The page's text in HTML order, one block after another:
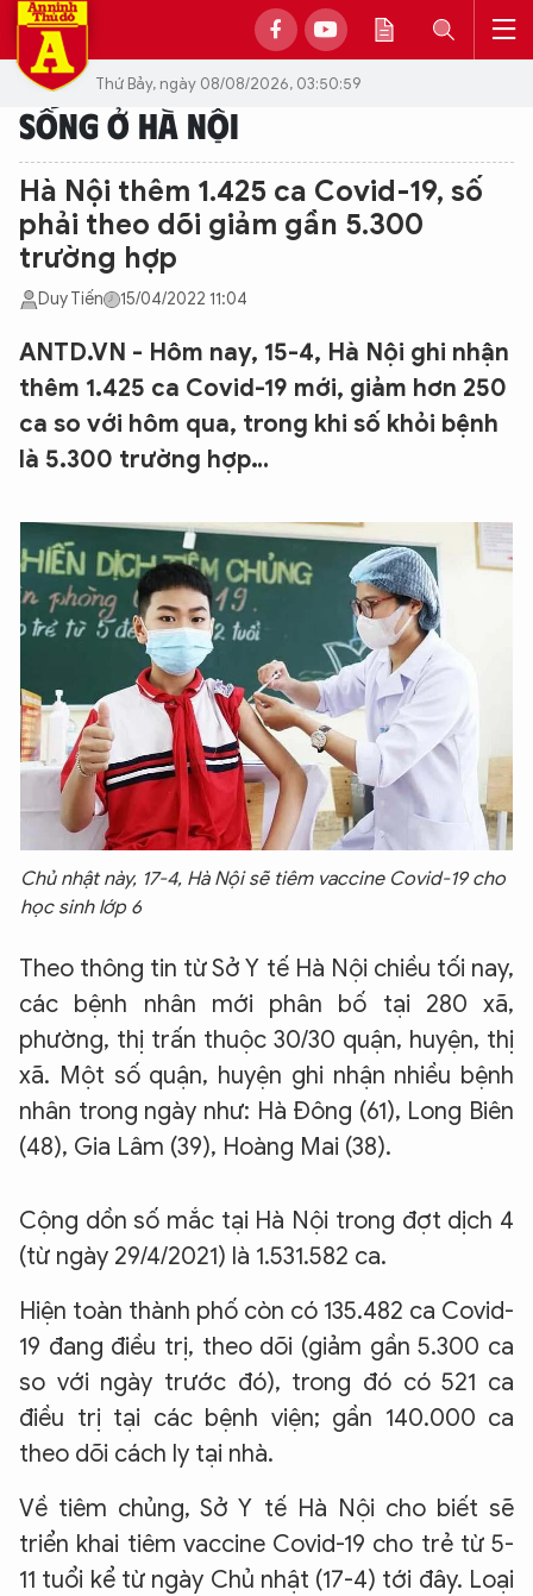
Thứ Bảy, ngày 08/08/2026, 03:50:59
SỐNG Ở HÀ NỘI
Hà Nội thêm 1.425 ca Covid-19, số
phải theo dõi giảm gần 5.300
trường hợp
Duy Tiến 15/04/2022 11:04
ANTD.VN - Hôm nay, 15-4, Hà Nội ghi nhận
thêm 1.425 ca Covid-19 mới, giảm hơn 250
ca so với hôm qua, trong khi số khỏi bệnh
là 5.300 trường hợp…
Chủ nhật này, 17-4, Hà Nội sẽ tiêm vaccine Covid-19 cho
học sinh lớp 6
Theo thông tin từ Sở Y tế Hà Nội chiều tối nay,
các bệnh nhân mới phân bố tại 280 xã,
phường, thị trấn thuộc 30/30 quận, huyện, thị
xã. Một số quận, huyện ghi nhận nhiều bệnh
nhân trong ngày như: Hà Đông (61), Long Biên
(48), Gia Lâm (39), Hoàng Mai (38).
Cộng dồn số mắc tại Hà Nội trong đợt dịch 4
(từ ngày 29/4/2021) là 1.531.582 ca.
Hiện toàn thành phố còn có 135.482 ca Covid-
19 đang điều trị, theo dõi (giảm gần 5.300 ca
so với ngày trước đó), trong đó có 521 ca
điều trị tại các bệnh viện; gần 140.000 ca
theo dõi cách ly tại nhà.
Về tiêm chủng, Sở Y tế Hà Nội cho biết sẽ
triển khai tiêm vaccine Covid-19 cho trẻ từ 5-
11 tuổi kể từ ngày Chủ nhật (17-4) tới đây. Loại